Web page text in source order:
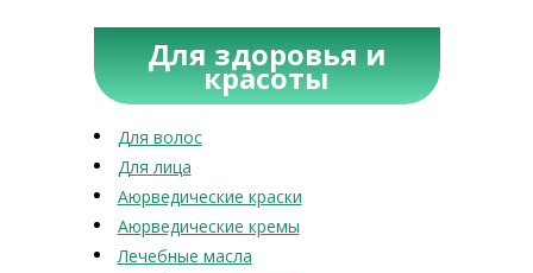
Для здоровья и
красоты
Для волос
Для лица
Аюрведические краски
Аюрведические кремы
Лечебные масла